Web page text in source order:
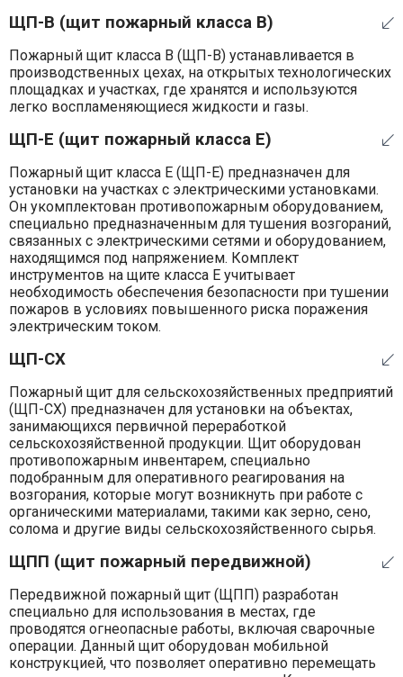
ЩП-В (щит пожарный класса В)
Пожарный щит класса В (ЩП-В) устанавливается в
производственных цехах, на открытых технологических
площадках и участках, где хранятся и используются
легко воспламеняющиеся жидкости и газы.
ЩП-Е (щит пожарный класса Е)
Пожарный щит класса Е (ЩП-Е) предназначен для
установки на участках с электрическими установками.
Он укомплектован противопожарным оборудованием,
специально предназначенным для тушения возгораний,
связанных с электрическими сетями и оборудованием,
находящимся под напряжением. Комплект
инструментов на щите класса Е учитывает
необходимость обеспечения безопасности при тушении
пожаров в условиях повышенного риска поражения
электрическим током.
ЩП-СХ
Пожарный щит для сельскохозяйственных предприятий
(ЩП-СХ) предназначен для установки на объектах,
занимающихся первичной переработкой
сельскохозяйственной продукции. Щит оборудован
противопожарным инвентарем, специально
подобранным для оперативного реагирования на
возгорания, которые могут возникнуть при работе с
органическими материалами, такими как зерно, сено,
солома и другие виды сельскохозяйственного сырья.
ЩПП (щит пожарный передвижной)
Передвижной пожарный щит (ЩПП) разработан
специально для использования в местах, где
проводятся огнеопасные работы, включая сварочные
операции. Данный щит оборудован мобильной
конструкцией, что позволяет оперативно перемещать